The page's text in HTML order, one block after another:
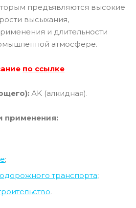
предъявляются высокие
высыхания,
и длительности
атмосфере.
по ссылке
АK (алкидная).
применения:
;
транспорта;
.